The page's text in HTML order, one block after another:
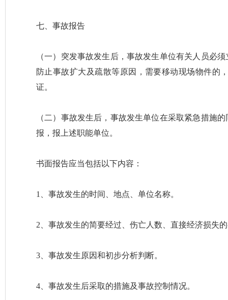
七、事故报告
（一）突发事故发生后，事故发生单位有关人员必
防止事故扩大及疏散等原因，需要移动现场物件的
证。
（二）事故发生后，事故发生单位在采取紧急措施
报，报上述职能单位。
书面报告应当包括以下内容：
1、事故发生的时间、地点、单位名称。
2、事故发生的简要经过、伤亡人数、直接经济损失
3、事故发生原因和初步分析判断。
4、事故发生后采取的措施及事故控制情况。